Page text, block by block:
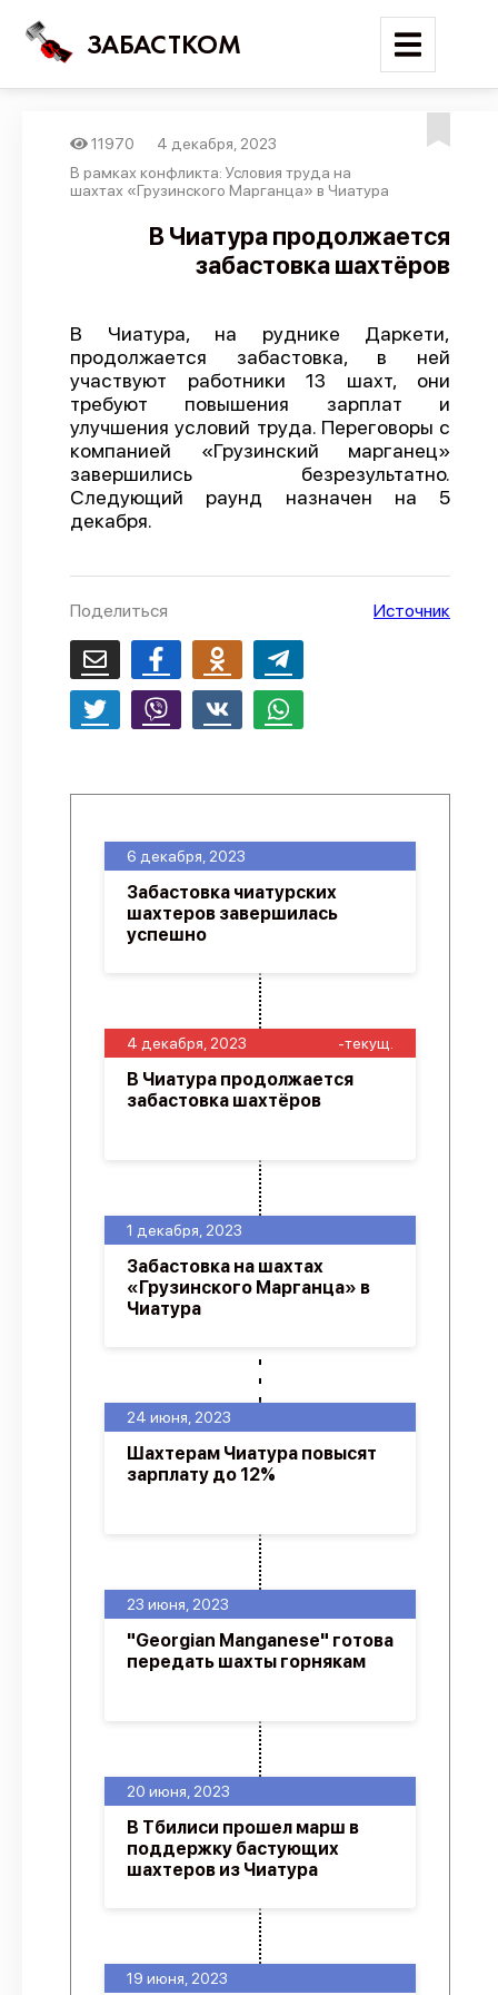
ЗАБАСТКОМ
Войти
Поиск
Новости
Трудовые конфликты
Отчеты
Предложить публикацию
Справочник
API
11970
4 декабря, 2023
В рамках конфликта: Условия труда на
шахтах «Грузинского Марганца» в Чиатура
В Чиатура продолжается
забастовка шахтёров
В Чиатура, на руднике Даркети,
продолжается забастовка, в ней
участвуют работники 13 шахт, они
требуют повышения зарплат и
улучшения условий труда. Переговоры с
компанией «Грузинский марганец»
завершились безрезультатно.
Следующий раунд назначен на 5
декабря.
Поделиться Источник
19 июня, 2023
20 июня, 2023
В Тбилиси прошел марш в
поддержку бастующих
шахтеров из Чиатура
23 июня, 2023
"Georgian Manganese" готова
передать шахты горнякам
24 июня, 2023
Шахтерам Чиатура повысят
зарплату до 12%
1 декабря, 2023
Забастовка на шахтах
«Грузинского Марганца» в
Чиатура
4 декабря, 2023 -текущ.
В Чиатура продолжается
забастовка шахтёров
6 декабря, 2023
Забастовка чиатурских
шахтеров завершилась
успешно